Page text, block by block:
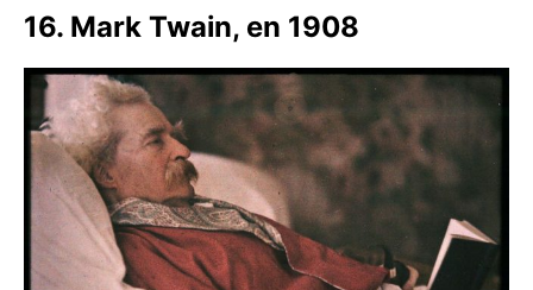
16. Mark Twain, en 1908